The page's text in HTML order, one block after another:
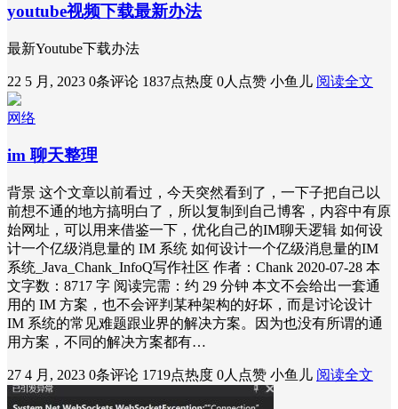
youtube视频下载最新办法
最新Youtube下载办法
22 5 月, 2023 0条评论 1837点热度 0人点赞 小鱼儿 阅读全文
网络
im 聊天整理
背景 这个文章以前看过，今天突然看到了，一下子把自己以
前想不通的地方搞明白了，所以复制到自己博客，内容中有原
始网址，可以用来借鉴一下，优化自己的IM聊天逻辑 如何设
计一个亿级消息量的 IM 系统 如何设计一个亿级消息量的IM
系统_Java_Chank_InfoQ写作社区 作者：Chank 2020-07-28 本
文字数：8717 字 阅读完需：约 29 分钟 本文不会给出一套通
用的 IM 方案，也不会评判某种架构的好坏，而是讨论设计
IM 系统的常见难题跟业界的解决方案。因为也没有所谓的通
用方案，不同的解决方案都有…
27 4 月, 2023 0条评论 1719点热度 0人点赞 小鱼儿 阅读全文